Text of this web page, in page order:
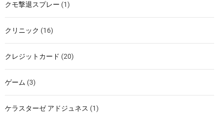
クモ撃退スプレー (1)
クリニック (16)
クレジットカード (20)
ゲーム (3)
ケラスターゼ アドジュネス (1)